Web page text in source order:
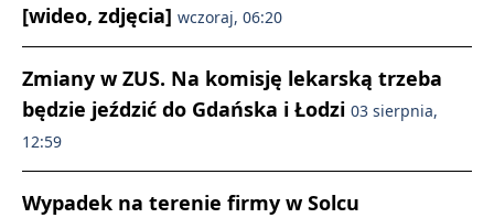
[wideo, zdjęcia] wczoraj, 06:20
Zmiany w ZUS. Na komisję lekarską trzeba
będzie jeździć do Gdańska i Łodzi 03 sierpnia,
12:59
Wypadek na terenie firmy w Solcu